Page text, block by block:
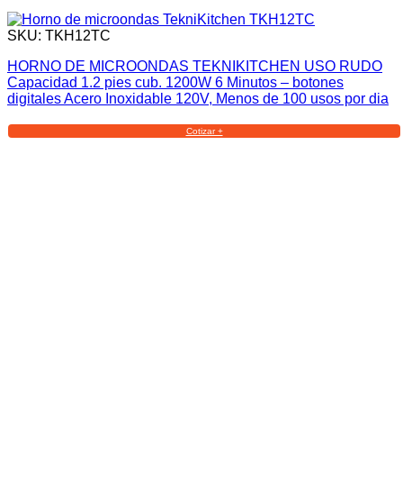
SKU: TKH12TC
HORNO DE MICROONDAS TEKNIKITCHEN USO RUDO
Capacidad 1.2 pies cub. 1200W 6 Minutos – botones
digitales Acero Inoxidable 120V, Menos de 100 usos por dia
Cotizar +